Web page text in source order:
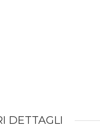
DETTAGLI